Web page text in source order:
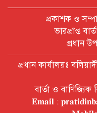
শি
প্রকাশক ও
ভারপ্রাপ্ত
প্রধান
প্রধান কার্যালয়ঃ
বার্তা ও
𝐄𝐦𝐚𝐢𝐥 :